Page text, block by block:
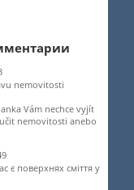
nemovitosti
Vám nechce vyjít
nemovitosti anebo
є поверхнях сміття у